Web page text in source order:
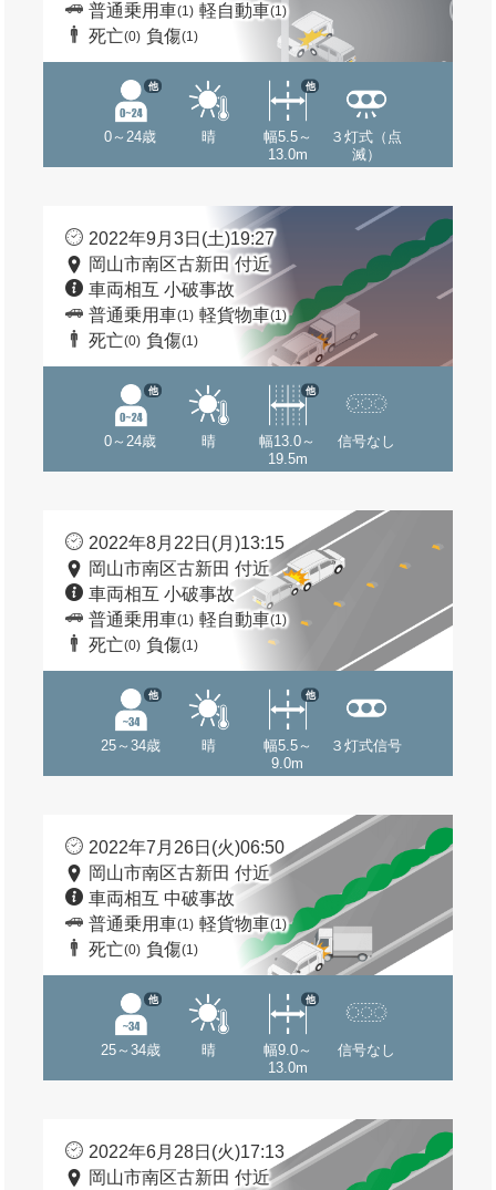
普通乗用車(1) 軽自動車(1)
死亡(0) 負傷(1)
0～24歳
他
晴
幅5.5～
13.0m
他
３灯式（点
滅）
2022年9月3日(土)19:27
岡山市南区古新田 付近
車両相互 小破事故
普通乗用車(1) 軽貨物車(1)
死亡(0) 負傷(1)
0～24歳
他
晴
幅13.0～
19.5m
他
信号なし
2022年8月22日(月)13:15
岡山市南区古新田 付近
車両相互 小破事故
普通乗用車(1) 軽自動車(1)
死亡(0) 負傷(1)
25～34歳
他
晴
幅5.5～
9.0m
他
３灯式信号
2022年7月26日(火)06:50
岡山市南区古新田 付近
車両相互 中破事故
普通乗用車(1) 軽貨物車(1)
死亡(0) 負傷(1)
25～34歳
他
晴
幅9.0～
13.0m
他
信号なし
2022年6月28日(火)17:13
岡山市南区古新田 付近